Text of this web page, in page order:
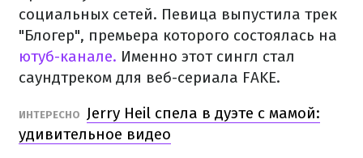
социальных сетей. Певица выпустила трек
"Блогер", премьера которого состоялась на
ютуб-канале. Именно этот сингл стал
саундтреком для веб-сериала FAKE.
ИНТЕРЕСНО
Jerry Heil спела в дуэте с мамой:
удивительное видео